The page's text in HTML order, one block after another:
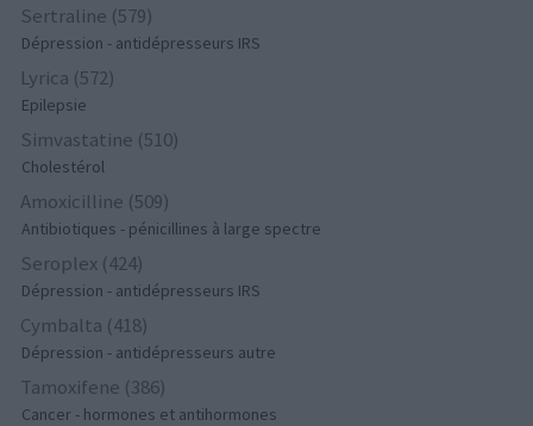
Sertraline (579)
Dépression - antidépresseurs IRS
Lyrica (572)
Epilepsie
Simvastatine (510)
Cholestérol
Amoxicilline (509)
Antibiotiques - pénicillines à large spectre
Seroplex (424)
Dépression - antidépresseurs IRS
Cymbalta (418)
Dépression - antidépresseurs autre
Tamoxifene (386)
Cancer - hormones et antihormones